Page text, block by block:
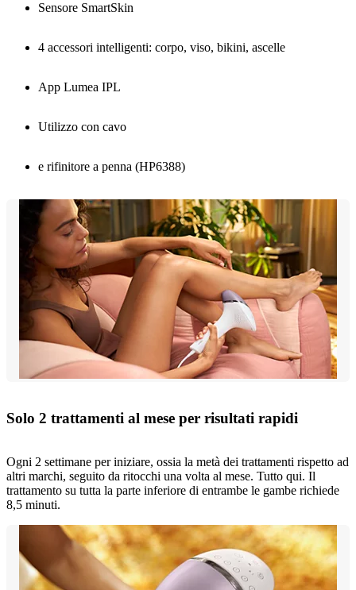
Sensore SmartSkin
4 accessori intelligenti: corpo, viso, bikini, ascelle
App Lumea IPL
Utilizzo con cavo
e rifinitore a penna (HP6388)
Solo 2 trattamenti al mese per risultati rapidi
Ogni 2 settimane per iniziare, ossia la metà dei trattamenti rispetto ad
altri marchi, seguito da ritocchi una volta al mese. Tutto qui. Il
trattamento su tutta la parte inferiore di entrambe le gambe richiede
8,5 minuti.